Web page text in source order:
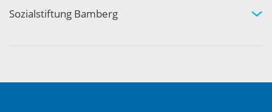
Medical Wellness
Sozialstiftung Bamberg